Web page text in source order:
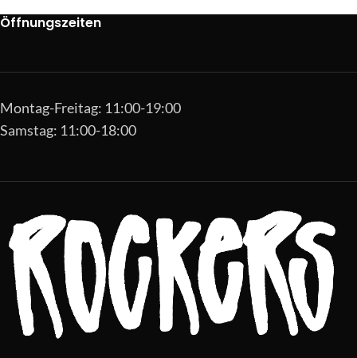
Öffnungszeiten
Montag-Freitag: 11:00-19:00
Samstag: 11:00-18:00